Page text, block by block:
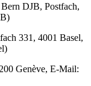
DJB, Postfach,
331, 4001 Basel,
Genève, E-Mail: